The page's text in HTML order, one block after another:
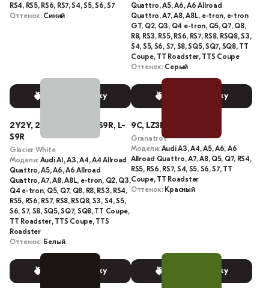
RS4, RS5, RS6, RS7, S4, S5, S6, S7
Оттенок: Синий
Выбрать краску
Quattro, A5, A6, A6 Allroad
Quattro, A7, A8, A8L, e-tron, e-tron
GT, Q2, Q3, Q4 e-tron, Q5, Q7, Q8,
R8, RS3, RS5, RS6, RS7, RS8, RSQ8, S3,
S4, S5, S6, S7, S8, SQ5, SQ7, SQ8, TT
Coupe, TT Roadster, TTS Coupe
Оттенок: Серый
Выбрать краску
2Y2Y, 2Y, 91333, S9R, LS9R, L-
S9R
Glacier White
Модели: Audi A1, A3, A4, A4 Allroad
Quattro, A5, A6, A6 Allroad
Quattro, A7, A8, A8L, e-tron, Q2, Q3,
Q4 e-tron, Q5, Q7, Q8, R8, RS3, RS4,
RS5, RS6, RS7, RS8, RSQ8, S3, S4, S5,
S6, S7, S8, SQ5, SQ7, SQ8, TT Coupe,
TT Roadster, TTS Coupe, TTS
Roadster
Оттенок: Белый
Выбрать краску
9C, LZ3F, L-Z3F, Z3F
Granatrot
Модели: Audi A3, A4, A5, A6, A6
Allroad Quattro, A7, A8, Q5, Q7, RS4,
RS5, RS6, RS7, S4, S5, S6, S7, TT
Coupe, TT Roadster
Оттенок: Красный
Выбрать краску